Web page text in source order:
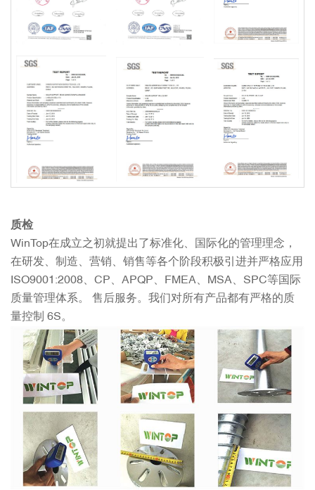
质检
WinTop在成立之初就提出了标准化、国际化的管理理念，
在研发、制造、营销、销售等各个阶段积极引进并严格应用
ISO9001:2008、CP、APQP、FMEA、MSA、SPC等国际
质量管理体系。 售后服务。我们对所有产品都有严格的质
量控制 6S。